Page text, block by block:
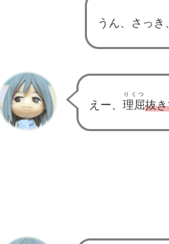
n
t
u
うん、さっ
えー、 理屈
りくつ
抜